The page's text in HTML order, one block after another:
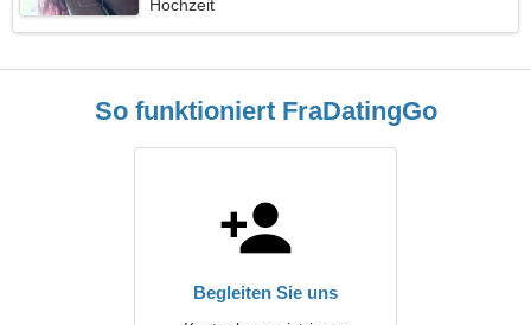
Hochzeit
So funktioniert FraDatingGo
Begleiten Sie uns